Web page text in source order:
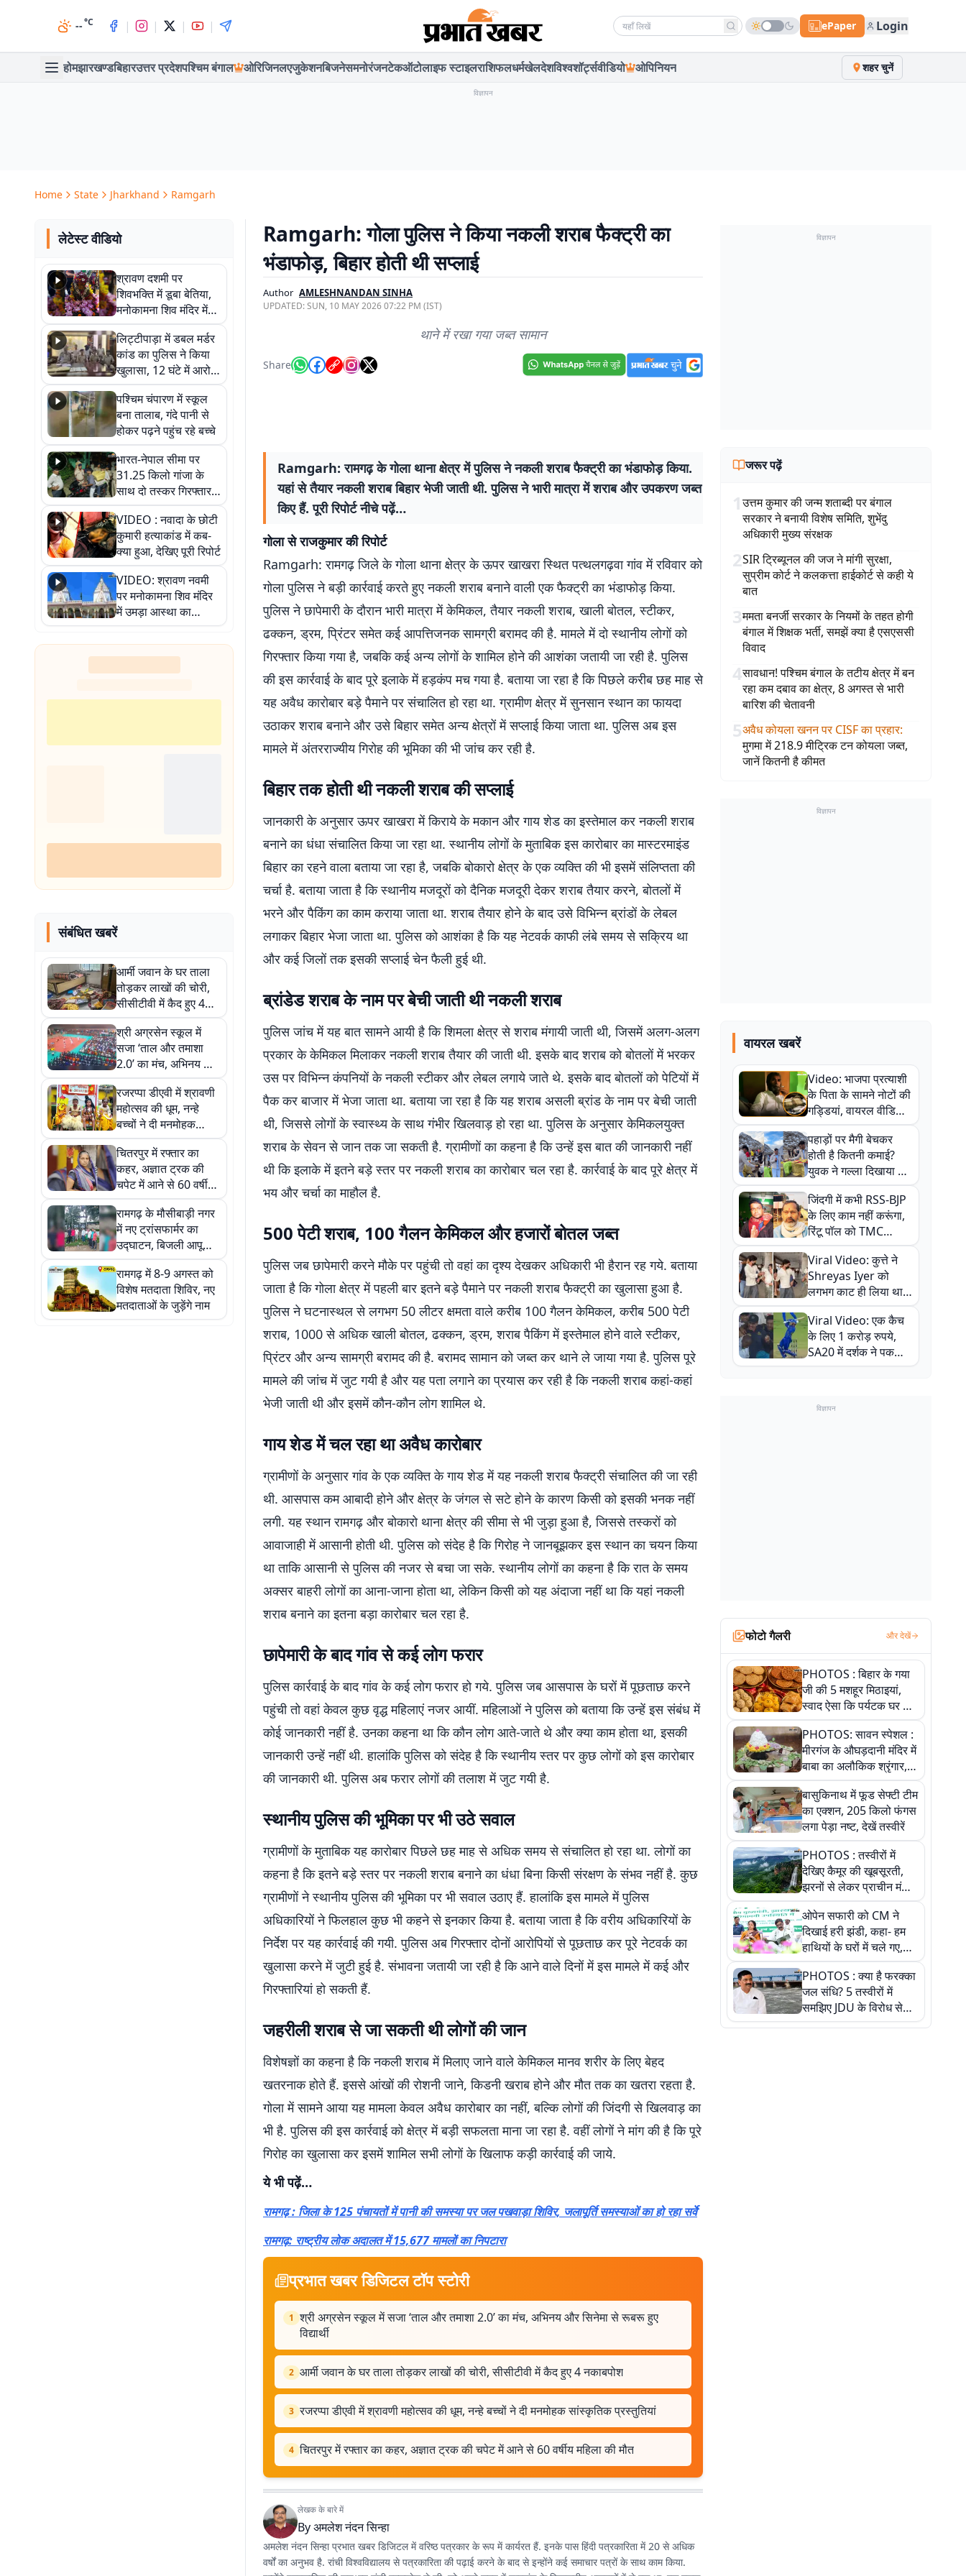
--°C | | | | Search news ePaper Login
होमझारखण्डबिहारउत्तर प्रदेशपश्चिम बंगाल ओरिजिनलएजुकेशनबिजनेसमनोरंजनटेकऑटोलाइफ स्टाइलराशिफलधर्मखेलदेशविश्वशॉर्ट्सवीडियो ओपिनियन शहर चुनें
विज्ञापन
Home State Jharkhand Ramgarh
लेटेस्ट वीडियो
श्रावण दशमी पर
शिवभक्ति में डूबा बेतिया,
मनोकामना शिव मंदिर में
हुआ भव्य श्रृंगार
लिट्टीपाड़ा में डबल मर्डर
कांड का पुलिस ने किया
खुलासा, 12 घंटे में आरोपी
गिरफ्तार
पश्चिम चंपारण में स्कूल
बना तालाब, गंदे पानी से
होकर पढ़ने पहुंच रहे बच्चे
भारत-नेपाल सीमा पर
31.25 किलो गांजा के
साथ दो तस्कर गिरफ्तार,
नेपाली नंबर की बाइक
जब्त
VIDEO : नवादा के छोटी
कुमारी हत्याकांड में कब-
क्या हुआ, देखिए पूरी रिपोर्ट
VIDEO: श्रावण नवमी
पर मनोकामना शिव मंदिर
में उमड़ा आस्था का
सैलाब, हर-हर महादेव के
जयघोष से गूंजा परिसर
संबंधित खबरें
आर्मी जवान के घर ताला
तोड़कर लाखों की चोरी,
सीसीटीवी में कैद हुए 4
नकाबपोश
श्री अग्रसेन स्कूल में
सजा ‘ताल और तमाशा
2.0’ का मंच, अभिनय और
सिनेमा से रूबरू हुए
विद्यार्थी
रजरप्पा डीएवी में श्रावणी
महोत्सव की धूम, नन्हे
बच्चों ने दी मनमोहक
सांस्कृतिक प्रस्तुतियां
चितरपुर में रफ्तार का
कहर, अज्ञात ट्रक की
चपेट में आने से 60 वर्षीय
महिला की मौत
रामगढ़ के मौसीबाड़ी नगर
में नए ट्रांसफार्मर का
उद्घाटन, बिजली आपूर्ति
हुई बहाल
रामगढ़ में 8-9 अगस्त को
विशेष मतदाता शिविर, नए
मतदाताओं के जुड़ेंगे नाम
Ramgarh: गोला पुलिस ने किया नकली शराब फैक्ट्री का
भंडाफोड़, बिहार होती थी सप्लाई
Author AMLESHNANDAN SINHA
UPDATED:SUN, 10 MAY 2026 07:22 PM (IST)
थाने में रखा गया जब्त सामान
Share
Ramgarh: रामगढ़ के गोला थाना क्षेत्र में पुलिस ने नकली शराब फैक्ट्री का भंडाफोड़ किया.
यहां से तैयार नकली शराब बिहार भेजी जाती थी. पुलिस ने भारी मात्रा में शराब और उपकरण जब्त
किए हैं. पूरी रिपोर्ट नीचे पढ़ें…
गोला से राजकुमार की रिपोर्ट
Ramgarh: रामगढ़ जिले के गोला थाना क्षेत्र के ऊपर खाखरा स्थित पत्थलगढ़वा गांव में रविवार को
गोला पुलिस ने बड़ी कार्रवाई करते हुए नकली शराब बनाने वाली एक फैक्ट्री का भंडाफोड़ किया.
पुलिस ने छापेमारी के दौरान भारी मात्रा में केमिकल, तैयार नकली शराब, खाली बोतल, स्टीकर,
ढक्कन, ड्रम, प्रिंटर समेत कई आपत्तिजनक सामग्री बरामद की है. मामले में दो स्थानीय लोगों को
गिरफ्तार किया गया है, जबकि कई अन्य लोगों के शामिल होने की आशंका जतायी जा रही है. पुलिस
की इस कार्रवाई के बाद पूरे इलाके में हड़कंप मच गया है. बताया जा रहा है कि पिछले करीब छह माह से
यह अवैध कारोबार बड़े पैमाने पर संचालित हो रहा था. ग्रामीण क्षेत्र में सुनसान स्थान का फायदा
उठाकर शराब बनाने और उसे बिहार समेत अन्य क्षेत्रों में सप्लाई किया जाता था. पुलिस अब इस
मामले में अंतरराज्यीय गिरोह की भूमिका की भी जांच कर रही है.
बिहार तक होती थी नकली शराब की सप्लाई
जानकारी के अनुसार ऊपर खाखरा में किराये के मकान और गाय शेड का इस्तेमाल कर नकली शराब
बनाने का धंधा संचालित किया जा रहा था. स्थानीय लोगों के मुताबिक इस कारोबार का मास्टरमाइंड
बिहार का रहने वाला बताया जा रहा है, जबकि बोकारो क्षेत्र के एक व्यक्ति की भी इसमें संलिप्तता की
चर्चा है. बताया जाता है कि स्थानीय मजदूरों को दैनिक मजदूरी देकर शराब तैयार करने, बोतलों में
भरने और पैकिंग का काम कराया जाता था. शराब तैयार होने के बाद उसे विभिन्न ब्रांडों के लेबल
लगाकर बिहार भेजा जाता था. पुलिस को आशंका है कि यह नेटवर्क काफी लंबे समय से सक्रिय था
और कई जिलों तक इसकी सप्लाई चेन फैली हुई थी.
ब्रांडेड शराब के नाम पर बेची जाती थी नकली शराब
पुलिस जांच में यह बात सामने आयी है कि शिमला क्षेत्र से शराब मंगायी जाती थी, जिसमें अलग-अलग
प्रकार के केमिकल मिलाकर नकली शराब तैयार की जाती थी. इसके बाद शराब को बोतलों में भरकर
उस पर विभिन्न कंपनियों के नकली स्टीकर और लेबल लगाये जाते थे. इसके बाद बोतलों को पेटियों में
पैक कर बाजार में भेजा जाता था. बताया जा रहा है कि यह शराब असली ब्रांड के नाम पर बेची जाती
थी, जिससे लोगों के स्वास्थ्य के साथ गंभीर खिलवाड़ हो रहा था. पुलिस के अनुसार केमिकलयुक्त
शराब के सेवन से जान तक जा सकती है. ग्रामीणों का कहना है कि उन्हें इस बात की जानकारी नहीं
थी कि इलाके में इतने बड़े स्तर पर नकली शराब का कारोबार चल रहा है. कार्रवाई के बाद पूरे क्षेत्र में
भय और चर्चा का माहौल है.
500 पेटी शराब, 100 गैलन केमिकल और हजारों बोतल जब्त
पुलिस जब छापेमारी करने मौके पर पहुंची तो वहां का दृश्य देखकर अधिकारी भी हैरान रह गये. बताया
जाता है कि गोला क्षेत्र में पहली बार इतने बड़े पैमाने पर नकली शराब फैक्ट्री का खुलासा हुआ है.
पुलिस ने घटनास्थल से लगभग 50 लीटर क्षमता वाले करीब 100 गैलन केमिकल, करीब 500 पेटी
शराब, 1000 से अधिक खाली बोतल, ढक्कन, ड्रम, शराब पैकिंग में इस्तेमाल होने वाले स्टीकर,
प्रिंटर और अन्य सामग्री बरामद की है. बरामद सामान को जब्त कर थाने ले जाया गया है. पुलिस पूरे
मामले की जांच में जुट गयी है और यह पता लगाने का प्रयास कर रही है कि नकली शराब कहां-कहां
भेजी जाती थी और इसमें कौन-कौन लोग शामिल थे.
गाय शेड में चल रहा था अवैध कारोबार
ग्रामीणों के अनुसार गांव के एक व्यक्ति के गाय शेड में यह नकली शराब फैक्ट्री संचालित की जा रही
थी. आसपास कम आबादी होने और क्षेत्र के जंगल से सटे होने के कारण किसी को इसकी भनक नहीं
लगी. यह स्थान रामगढ़ और बोकारो थाना क्षेत्र की सीमा से भी जुड़ा हुआ है, जिससे तस्करों को
आवाजाही में आसानी होती थी. पुलिस को संदेह है कि गिरोह ने जानबूझकर इस स्थान का चयन किया
था ताकि आसानी से पुलिस की नजर से बचा जा सके. स्थानीय लोगों का कहना है कि रात के समय
अक्सर बाहरी लोगों का आना-जाना होता था, लेकिन किसी को यह अंदाजा नहीं था कि यहां नकली
शराब बनाने का इतना बड़ा कारोबार चल रहा है.
छापेमारी के बाद गांव से कई लोग फरार
पुलिस कार्रवाई के बाद गांव के कई लोग फरार हो गये. पुलिस जब आसपास के घरों में पूछताछ करने
पहुंची तो वहां केवल कुछ वृद्ध महिलाएं नजर आयीं. महिलाओं ने पुलिस को बताया कि उन्हें इस संबंध में
कोई जानकारी नहीं है. उनका कहना था कि कौन लोग आते-जाते थे और क्या काम होता था, इसकी
जानकारी उन्हें नहीं थी. हालांकि पुलिस को संदेह है कि स्थानीय स्तर पर कुछ लोगों को इस कारोबार
की जानकारी थी. पुलिस अब फरार लोगों की तलाश में जुट गयी है.
स्थानीय पुलिस की भूमिका पर भी उठे सवाल
ग्रामीणों के मुताबिक यह कारोबार पिछले छह माह से अधिक समय से संचालित हो रहा था. लोगों का
कहना है कि इतने बड़े स्तर पर नकली शराब बनाने का धंधा बिना किसी संरक्षण के संभव नहीं है. कुछ
ग्रामीणों ने स्थानीय पुलिस की भूमिका पर भी सवाल उठाए हैं. हालांकि इस मामले में पुलिस
अधिकारियों ने फिलहाल कुछ भी कहने से इनकार किया है. बताया जाता है कि वरीय अधिकारियों के
निर्देश पर यह कार्रवाई की गयी. पुलिस अब गिरफ्तार दोनों आरोपियों से पूछताछ कर पूरे नेटवर्क का
खुलासा करने में जुटी हुई है. संभावना जतायी जा रही है कि आने वाले दिनों में इस मामले में कई और
गिरफ्तारियां हो सकती हैं.
जहरीली शराब से जा सकती थी लोगों की जान
विशेषज्ञों का कहना है कि नकली शराब में मिलाए जाने वाले केमिकल मानव शरीर के लिए बेहद
खतरनाक होते हैं. इससे आंखों की रोशनी जाने, किडनी खराब होने और मौत तक का खतरा रहता है.
गोला में सामने आया यह मामला केवल अवैध कारोबार का नहीं, बल्कि लोगों की जिंदगी से खिलवाड़ का
भी है. पुलिस की इस कार्रवाई को क्षेत्र में बड़ी सफलता माना जा रहा है. वहीं लोगों ने मांग की है कि पूरे
गिरोह का खुलासा कर इसमें शामिल सभी लोगों के खिलाफ कड़ी कार्रवाई की जाये.
ये भी पढ़ें…
रामगढ़ : जिला के 125 पंचायतों में पानी की समस्या पर जल पखवाड़ा शिविर, जलापूर्ति समस्याओं का हो रहा सर्वे
रामगढ़: राष्ट्रीय लोक अदालत में 15,677 मामलों का निपटारा
प्रभात खबर डिजिटल टॉप स्टोरी
1 श्री अग्रसेन स्कूल में सजा ‘ताल और तमाशा 2.0’ का मंच, अभिनय और सिनेमा से रूबरू हुए
विद्यार्थी
2 आर्मी जवान के घर ताला तोड़कर लाखों की चोरी, सीसीटीवी में कैद हुए 4 नकाबपोश
3 रजरप्पा डीएवी में श्रावणी महोत्सव की धूम, नन्हे बच्चों ने दी मनमोहक सांस्कृतिक प्रस्तुतियां
4 चितरपुर में रफ्तार का कहर, अज्ञात ट्रक की चपेट में आने से 60 वर्षीय महिला की मौत
लेखक के बारे में
Byअमलेश नंदन सिन्हा
अमलेश नंदन सिन्हा प्रभात खबर डिजिटल में वरिष्ठ पत्रकार के रूप में कार्यरत हैं. इनके पास हिंदी पत्रकारिता में 20 से अधिक
वर्षों का अनुभव है. रांची विश्वविद्यालय से पत्रकारिता की पढ़ाई करने के बाद से इन्होंने कई समाचार पत्रों के साथ काम किया.
विज्ञापन
जरूर पढ़ें
1उत्तम कुमार की जन्म शताब्दी पर बंगाल
सरकार ने बनायी विशेष समिति, शुभेंदु
अधिकारी मुख्य संरक्षक
2SIR ट्रिब्यूनल की जज ने मांगी सुरक्षा,
सुप्रीम कोर्ट ने कलकत्ता हाईकोर्ट से कही ये
बात
3ममता बनर्जी सरकार के नियमों के तहत होगी
बंगाल में शिक्षक भर्ती, समझें क्या है एसएससी
विवाद
4सावधान! पश्चिम बंगाल के तटीय क्षेत्र में बन
रहा कम दबाव का क्षेत्र, 8 अगस्त से भारी
बारिश की चेतावनी
5अवैध कोयला खनन पर CISF का प्रहार:
मुगमा में 218.9 मीट्रिक टन कोयला जब्त,
जानें कितनी है कीमत
विज्ञापन
वायरल खबरें
Video: भाजपा प्रत्याशी
के पिता के सामने नोटों की
गड्डियां, वायरल वीडियो
से राजनीति में उबाल,
अजित महतो बोले- TMC
की गंदी चाल
पहाड़ों पर मैगी बेचकर
होती है कितनी कमाई?
युवक ने गल्ला दिखाया तो
नौकरी वालों के खड़े हो गए
कान
जिंदगी में कभी RSS-BJP
के लिए काम नहीं करूंगा,
रिंटू पॉल को TMC
ऑफिस में ले जाकर पीटा,
Video वायरल
Viral Video: कुत्ते ने
Shreyas Iyer को
लगभग काट ही लिया था,
न्यूजीलैंड सीरीज से पहले
बाल-बाल बचे
Viral Video: एक कैच
के लिए 1 करोड़ रुपये,
SA20 में दर्शक ने पकड़ा
एक हाथ से गजब का कैच
विज्ञापन
फोटो गैलरी और देखें
PHOTOS : बिहार के गया
जी की 5 मशहूर मिठाइयां,
स्वाद ऐसा कि पर्यटक घर ले
जाना नहीं भूलते, तस्वीरों में
देखें
PHOTOS: सावन स्पेशल :
मीरगंज के औघड़दानी मंदिर में
बाबा का अलौकिक श्रृंगार,
तस्वीरों में देखें महादेव के कई
मनमोहक स्वरूप
बासुकिनाथ में फूड सेफ्टी टीम
का एक्शन, 205 किलो फंगस
लगा पेड़ा नष्ट, देखें तस्वीरें
PHOTOS : तस्वीरों में
देखिए कैमूर की खूबसूरती,
झरनों से लेकर प्राचीन मंदिरों
तक प्रकृति और आस्था का
अद्भुत संगम
ओपेन सफारी को CM ने
दिखाई हरी झंडी, कहा- हम
हाथियों के घरों में चले गए,
देखें तस्वीरें
PHOTOS : क्या है फरक्का
जल संधि? 5 तस्वीरों में
समझिए JDU के विरोध से
लेकर बिहार पर असर तक